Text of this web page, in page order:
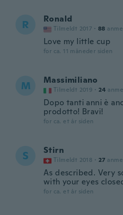
R Ronald
Tilmeldt 2017 · 88
Love my little cup
for ca. 11 måneder siden
M Massimiliano
Tilmeldt 2019 · 24
Dopo tanti anni è
prodotto! Bravi!
for ca. et år siden
S Stirn
Tilmeldt 2018 · 27
As described. Very
with your eyes
for ca. et år siden